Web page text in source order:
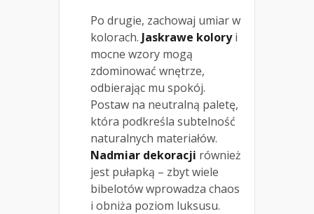
Po drugie, zachowaj umiar w
kolorach. Jaskrawe koloryi
mocne wzory mogą
zdominować wnętrze,
odbierając mu spokój.
Postaw na neutralną paletę,
która podkreśla subtelność
naturalnych materiałów.
Nadmiar dekoracji również
jest pułapką – zbyt wiele
bibelotów wprowadza chaos
i obniża poziom luksusu.